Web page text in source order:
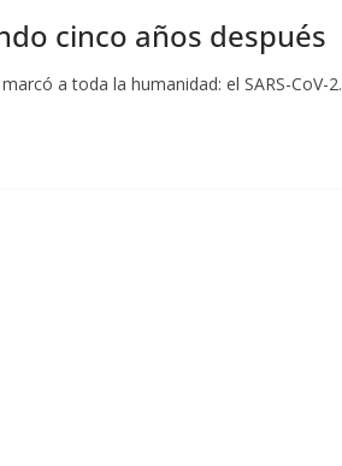
cinco años después
a toda la humanidad: el SARS-CoV-2.